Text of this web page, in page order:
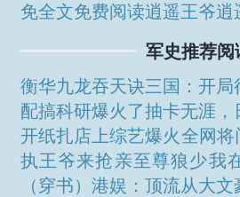
免全文免费阅读逍遥王爷逍
军史推荐阅
衡华九龙吞天诀三国：开局
配搞科研爆火了抽卡无涯，
开纸扎店上综艺爆火全网将
执王爷来抢亲至尊狼少我
（穿书） 港娱：顶流从大文